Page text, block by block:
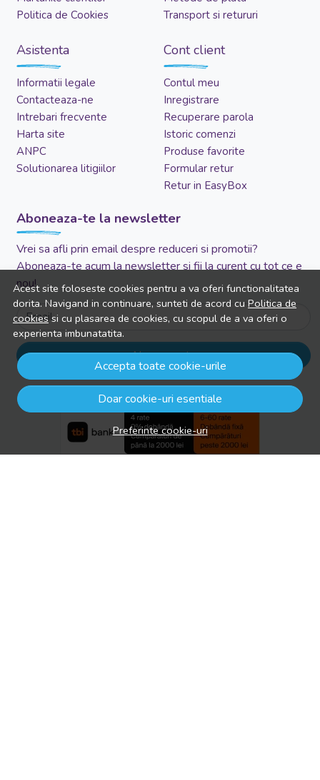
Acest site foloseste cookies pentru a va oferi functionalitatea
dorita. Navigand in continuare, sunteti de acord cu Politica de
cookiessi cu plasarea de cookies, cu scopul de a va oferi o
experienta imbunatatita.
Accepta toate cookie-urile
Doar cookie-uri esentiale
Preferinte cookie-uri
Politica de Cookies
Transport si retururi
Asistenta
Informatii legale
Contacteaza-ne
Intrebari frecvente
Harta site
ANPC
Solutionarea litigiilor
Cont client
Contul meu
Inregistrare
Recuperare parola
Istoric comenzi
Produse favorite
Formular retur
Retur in EasyBox
Aboneaza-te la newsletter
Vrei sa afli prin email despre reduceri si promotii?
Aboneaza-te acum la newsletter si fii la curent cu tot ce e
nou!
Email
Aboneaza-te